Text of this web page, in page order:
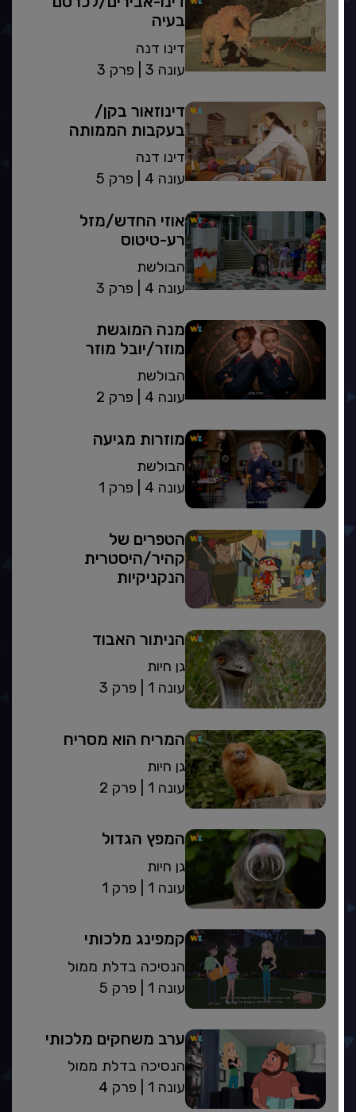
בעיה
דינו דנה
פרק 3
| עונה 3
דינוזאור בקן/
בעקבות הממותה
דינו דנה
פרק 5
| עונה 4
אוזי החדש/מזל
רע-טיטוס
הבולשת
פרק 3
| עונה 4
מנה המוגשת
מוזר/יובל מוזר
הבולשת
פרק 2
| עונה 4
מוזרות מגיעה
הבולשת
פרק 1
| עונה 4
הטפרים של
קהיר/היסטרית
הנקניקיות
הניתור האבוד
גן חיות
פרק 3
| עונה 1
המריח הוא מסריח
גן חיות
פרק 2
| עונה 1
המפץ הגדול
גן חיות
פרק 1
| עונה 1
קמפינג מלכותי
הנסיכה בדלת ממול
פרק 5
| עונה 1
ערב משחקים מלכותי
הנסיכה בדלת ממול
פרק 4
| עונה 1